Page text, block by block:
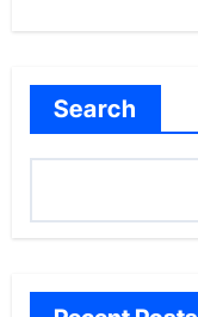
Search